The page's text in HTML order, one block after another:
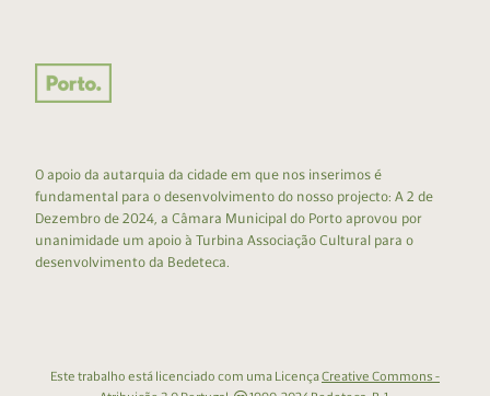
O apoio da autarquia da cidade em que nos inserimos é
fundamental para o desenvolvimento do nosso projecto: A 2 de
Dezembro de 2024, a Câmara Municipal do Porto aprovou por
unanimidade um apoio à Turbina Associação Cultural para o
desenvolvimento da Bedeteca.
Este trabalho está licenciado com uma LicençaCreative Commons -